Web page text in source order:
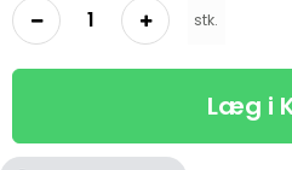
stk.
Læg i